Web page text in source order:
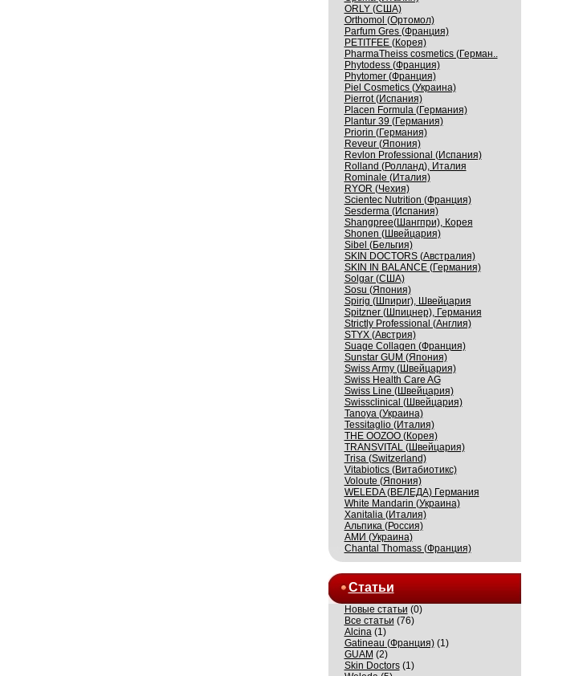
ORLY (США)
Orthomol (Ортомол)
Parfum Gres (Франция)
PETITFEE (Корея)
PharmaTheiss cosmetics (Герман..
Phytodess (Франция)
Phytomer (Франция)
Piel Cosmetics (Украина)
Pierrot (Испания)
Placen Formula (Германия)
Plantur 39 (Германия)
Priorin (Германия)
Reveur (Япония)
Revlon Professional (Испания)
Rolland (Ролланд), Италия
Rominale (Италия)
RYOR (Чехия)
Scientec Nutrition (Франция)
Sesderma (Испания)
Shangpree(Шангпри), Корея
Shonen (Швейцария)
Sibel (Бельгия)
SKIN DOCTORS (Австралия)
SKIN IN BALANCE (Германия)
Solgar (США)
Sosu (Япония)
Spirig (Шпириг), Швейцария
Spitzner (Шпицнер), Германия
Strictly Professional (Англия)
STYX (Австрия)
Suage Collagen (Франция)
Sunstar GUM (Япония)
Swiss Army (Швейцария)
Swiss Health Care AG
Swiss Line (Швейцария)
Swissсlinical (Швейцария)
Tanoya (Украина)
Tessitaglio (Италия)
THE OOZOO (Корея)
TRANSVITAL (Швейцария)
Trisa (Switzerland)
Vitabiotics (Витабиотикс)
Voloute (Япония)
WELEDA (ВЕЛЕДА) Германия
White Mandarin (Украина)
Xanitalia (Италия)
Альпика (Россия)
АМИ (Украина)
Сhantal Thomass (Франция)
Статьи
Новые статьи (0)
Все статьи (76)
Alcina(1)
Gatineau (Франция)(1)
GUAM (2)
Skin Doctors(1)